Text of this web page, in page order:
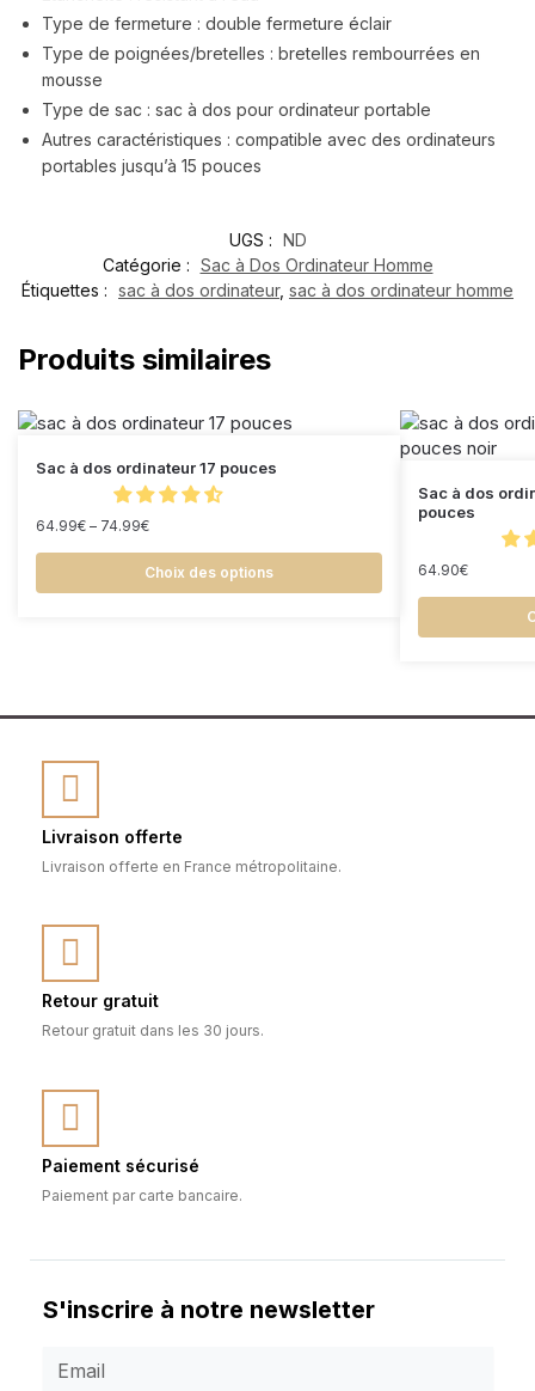
Type de fermeture : double fermeture éclair
Type de poignées/bretelles : bretelles rembourrées en
mousse
Type de sac : sac à dos pour ordinateur portable
Autres caractéristiques : compatible avec des ordinateurs
portables jusqu’à 15 pouces
UGS : ND
Catégorie : Sac à Dos Ordinateur Homme
Étiquettes : sac à dos ordinateur, sac à dos ordinateur homme
Produits similaires
Sac à dos ordinateur 17 pouces
64.99€ – 74.99€
Choix des options
Sac à dos
pouces
64.90€
Livraison offerte
Livraison offerte en France métropolitaine.
Retour gratuit
Retour gratuit dans les 30 jours.
Paiement sécurisé
Paiement par carte bancaire.
S'inscrire à notre newsletter